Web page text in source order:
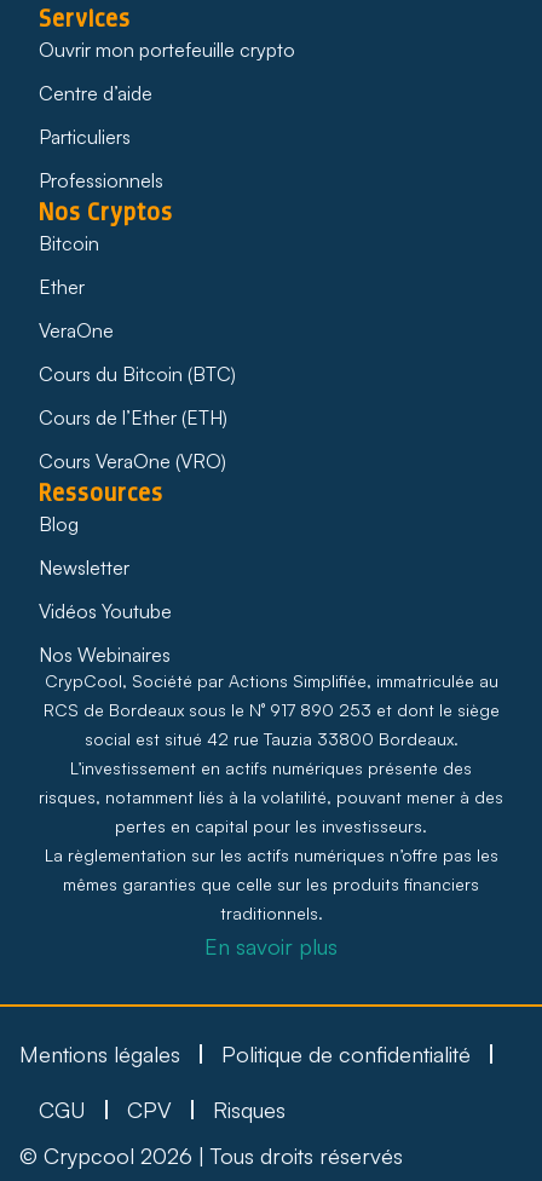
Services
Ouvrir mon portefeuille crypto
Centre d’aide
Particuliers
Professionnels
Nos Cryptos
Bitcoin
Ether
VeraOne
Cours du Bitcoin (BTC)
Cours de l’Ether (ETH)
Cours VeraOne (VRO)
Ressources
Blog
Newsletter
Vidéos Youtube
Nos Webinaires
CrypCool, Société par Actions Simplifiée, immatriculée au
RCS de Bordeaux sous le N° 917 890 253 et dont le siège
social est situé 42 rue Tauzia 33800 Bordeaux.
L’investissement en actifs numériques présente des
risques, notamment liés à la volatilité, pouvant mener à des
pertes en capital pour les investisseurs.
La règlementation sur les actifs numériques n’offre pas les
mêmes garanties que celle sur les produits financiers
traditionnels.
En savoir plus
Mentions légales Politique de confidentialité
CGU CPV
Risques
© Crypcool 2026 | Tous droits réservés